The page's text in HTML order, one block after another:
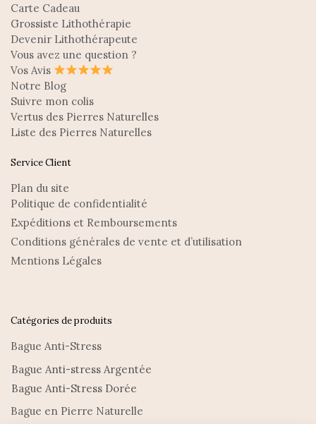
Carte Cadeau
Grossiste Lithothérapie
Devenir Lithothérapeute
Vous avez une question ?
Vos Avis
Notre Blog
Suivre mon colis
Vertus des Pierres Naturelles
Liste des Pierres Naturelles
Service Client
Plan du site
Politique de confidentialité
Expéditions et Remboursements
Conditions générales de vente et d’utilisation
Mentions Légales
Catégories de produits
Bague Anti-Stress
Bague Anti-stress Argentée
Bague Anti-Stress Dorée
Bague en Pierre Naturelle